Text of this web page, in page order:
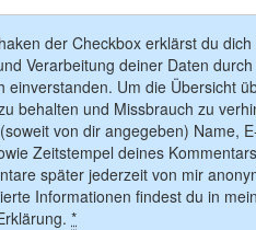
der Checkbox erklärst du
Verarbeitung deiner Daten durch
einverstanden. Um die Übersicht
behalten und Missbrauch zu
von dir angegeben) Name,
Zeitstempel deines
später jederzeit von mir
Informationen findest du in
*